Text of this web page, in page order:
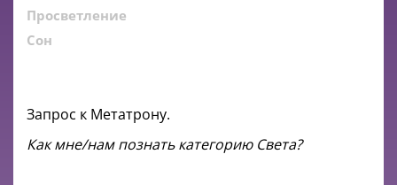
Просветление
Сон
Запрос к Метатрону.
Как мне/нам познать категорию Света?